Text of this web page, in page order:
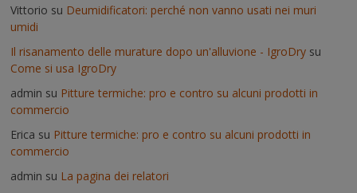
Vittorio su Deumidificatori: perché non vanno usati nei muri
umidi
Il risanamento delle murature dopo un'alluvione - IgroDry su
Come si usa IgroDry
admin su Pitture termiche: pro e contro su alcuni prodotti in
commercio
Erica su Pitture termiche: pro e contro su alcuni prodotti in
commercio
admin su La pagina dei relatori